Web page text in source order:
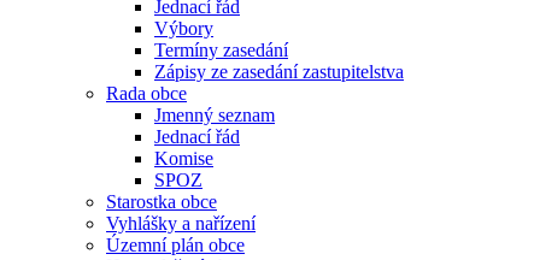
Jednací řád
Výbory
Termíny zasedání
Zápisy ze zasedání zastupitelstva
Rada obce
Jmenný seznam
Jednací řád
Komise
SPOZ
Starostka obce
Vyhlášky a nařízení
Územní plán obce